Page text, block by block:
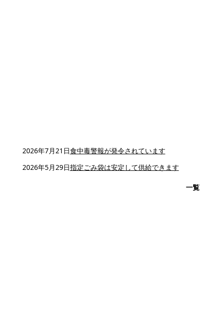
2026年7月21日食中毒警報が発令されています
2026年5月29日指定ごみ袋は安定して供給できます
一覧